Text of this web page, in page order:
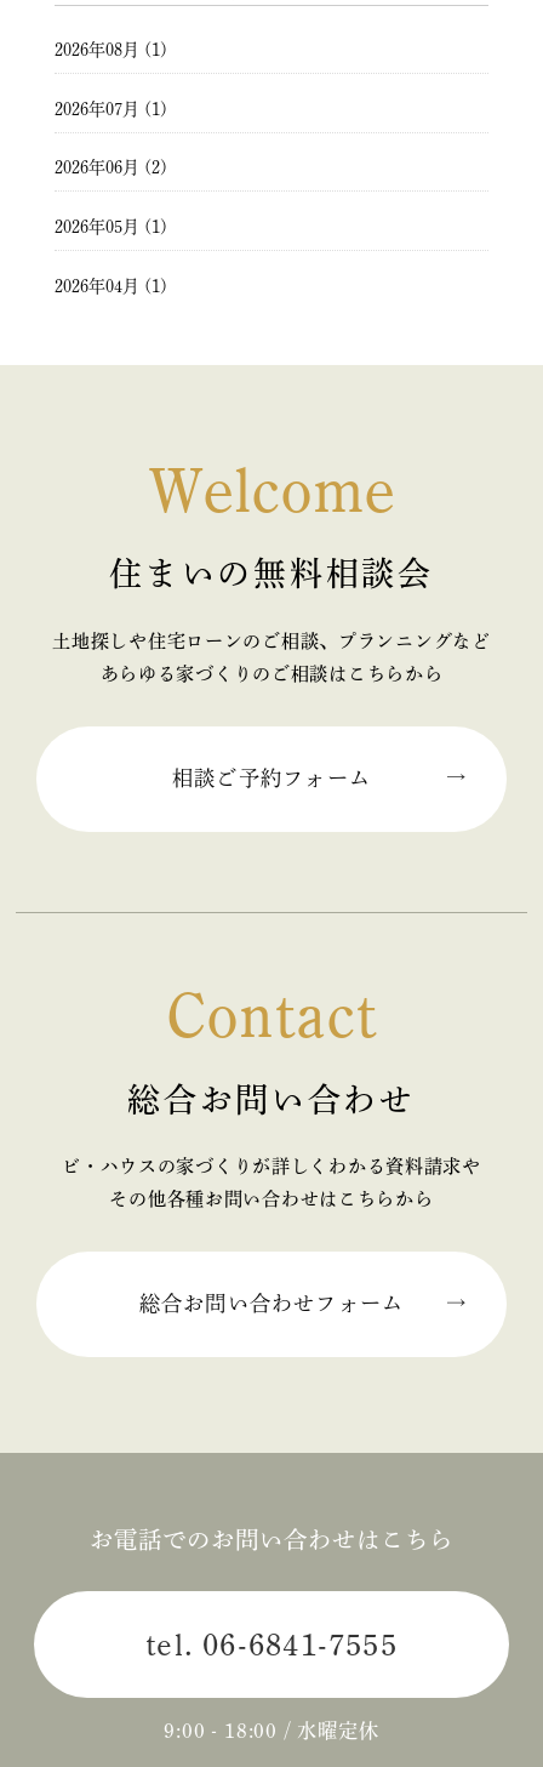
2026年08月 (1)
2026年07月 (1)
2026年06月 (2)
2026年05月 (1)
2026年04月 (1)
2025年11月 (2)
2025年10月 (1)
2025年07月 (2)
2025年02月 (2)
2025年01月 (1)
2024年11月 (1)
2024年10月 (1)
2024年06月 (1)
2024年04月 (3)
2024年03月 (2)
Welcome
住まいの無料相談会
土地探しや住宅ローンのご相談、プランニングなど
あらゆる家づくりのご相談はこちらから
相談ご予約フォーム
Contact
総合お問い合わせ
ビ・ハウスの家づくりが詳しくわかる資料請求や
その他各種お問い合わせはこちらから
総合お問い合わせフォーム
お電話でのお問い合わせはこちら
tel. 06-6841-7555
9:00 - 18:00 / 水曜定休